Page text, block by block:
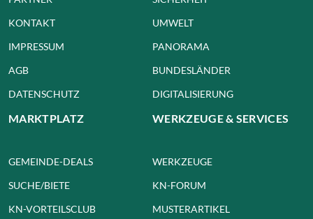
KONTAKT
IMPRESSUM
AGB
DATENSCHUTZ
UMWELT
PANORAMA
BUNDESLÄNDER
DIGITALISIERUNG
MARKTPLATZ
GEMEINDE-DEALS
SUCHE/BIETE
KN-VORTEILSCLUB
WERKZEUGE & SERVICES
WERKZEUGE
KN-FORUM
MUSTERARTIKEL